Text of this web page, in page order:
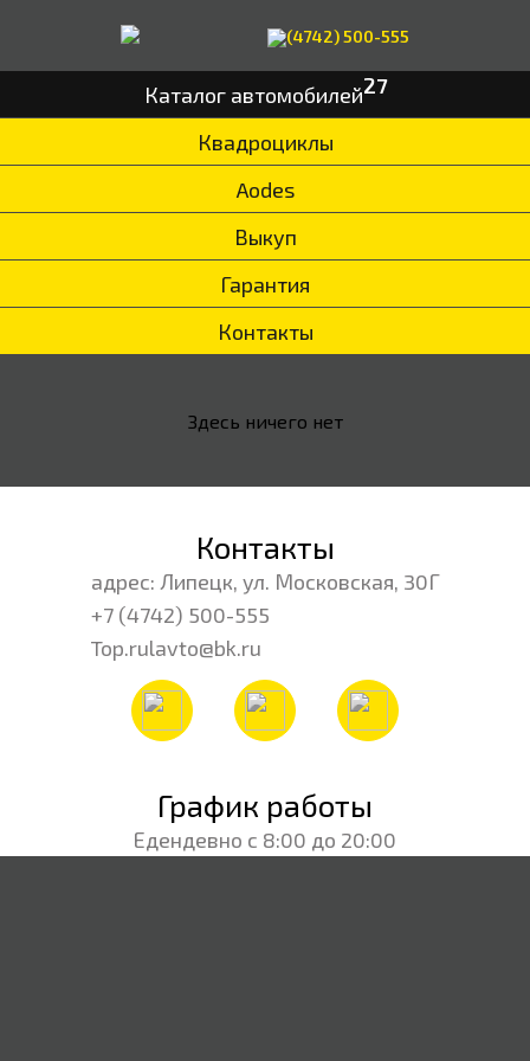
(4742) 500-555
Каталог автомобилей27
Квадроциклы
Aodes
Выкуп
Гарантия
Контакты
Здесь ничего нет
Контакты
адрес: Липецк, ул. Московская, 30Г
+7 (4742) 500-555
Top.rulavto@bk.ru
График работы
Едендевно с 8:00 до 20:00